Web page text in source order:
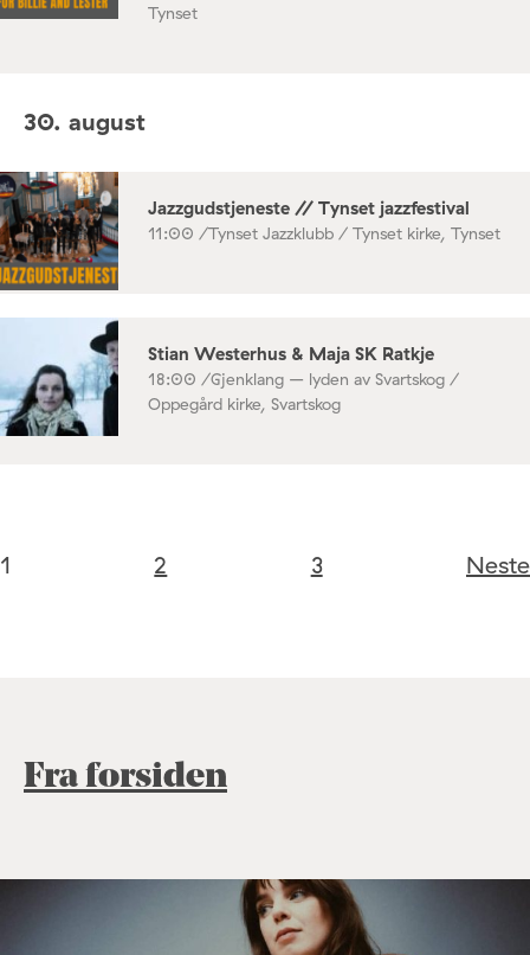
Tynset
30. august
Jazzgudstjeneste // Tynset jazzfestival
11:00 /Tynset Jazzklubb / Tynset kirke, Tynset
Stian Westerhus & Maja SK Ratkje
18:00 /Gjenklang – lyden av Svartskog /
Oppegård kirke, Svartskog
1 2 3 Neste
Fra forsiden